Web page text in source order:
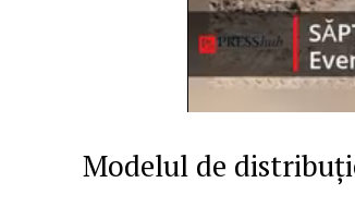
Modelul de